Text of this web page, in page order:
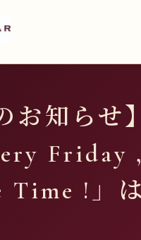
お知らせ
Friday ,
Time !」